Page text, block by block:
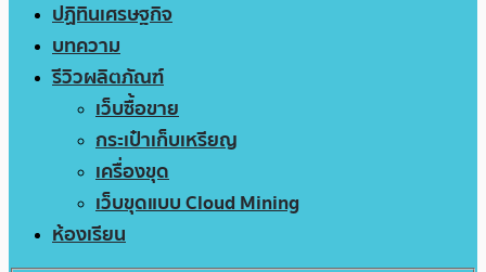
ปฏิทินเศรษฐกิจ
บทความ
รีวิวผลิตภัณฑ์
เว็บซื้อขาย
กระเป๋าเก็บเหรียญ
เครื่องขุด
เว็บขุดแบบ Cloud Mining
ห้องเรียน